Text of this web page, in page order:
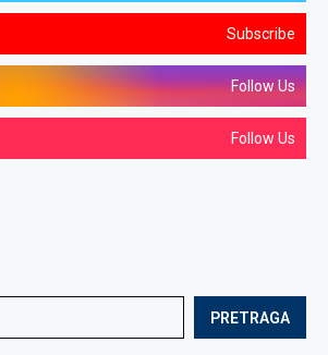
Subscribe
Follow Us
Follow Us
PRETRAGA